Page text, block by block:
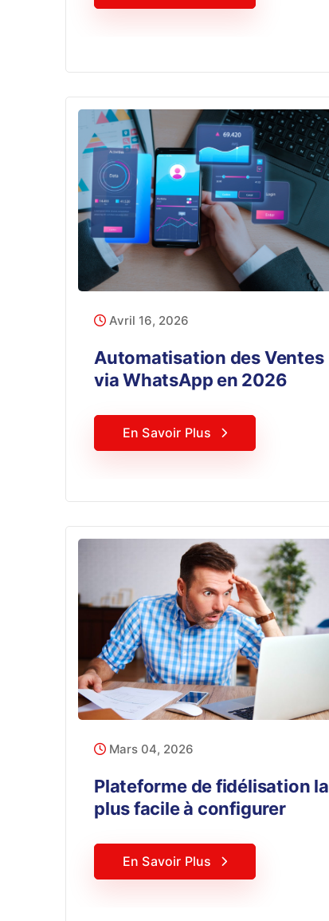
Avril 16, 2026
Automatisation des Ventes
via WhatsApp en 2026
En Savoir Plus
Mars 04, 2026
Plateforme de fidélisation la
plus facile à configurer
En Savoir Plus